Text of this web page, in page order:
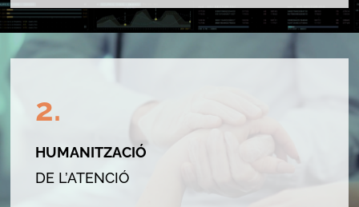
2.
HUMANITZACIÓ
DE L’ATENCIÓ